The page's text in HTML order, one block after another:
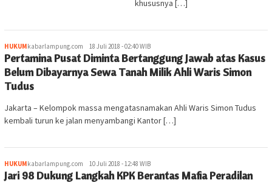
khususnya […]
HUKUMkabarlampung.com 18 Juli 2018 - 02:40 WIB
Pertamina Pusat Diminta Bertanggung Jawab atas Kasus
Belum Dibayarnya Sewa Tanah Milik Ahli Waris Simon
Tudus
Jakarta – Kelompok massa mengatasnamakan Ahli Waris Simon Tudus
kembali turun ke jalan menyambangi Kantor […]
HUKUMkabarlampung.com 10 Juli 2018 - 12:48 WIB
Jari 98 Dukung Langkah KPK Berantas Mafia Peradilan